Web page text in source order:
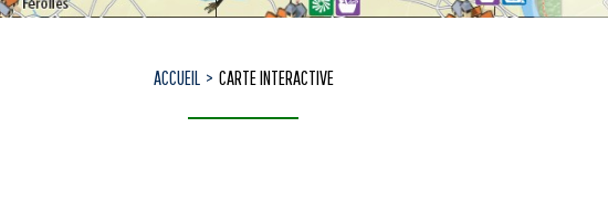
ACCUEIL CARTE INTERACTIVE